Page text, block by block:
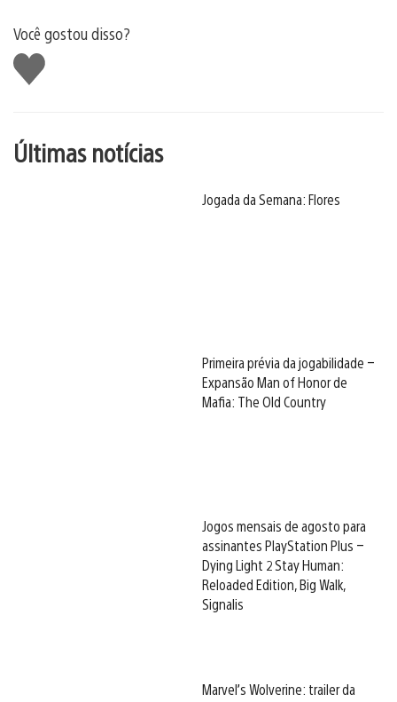
Você gostou disso?
Curtir
Últimas notícias
Jogada da Semana: Flores
Primeira prévia da jogabilidade –
Expansão Man of Honor de
Mafia: The Old Country
Jogos mensais de agosto para
assinantes PlayStation Plus –
Dying Light 2 Stay Human:
Reloaded Edition, Big Walk,
Signalis
Marvel’s Wolverine: trailer da